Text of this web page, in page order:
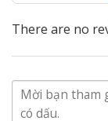
Thiết kế
Với thiết kế
người đeo.Bộ
gam màu
giản đơn
There are no